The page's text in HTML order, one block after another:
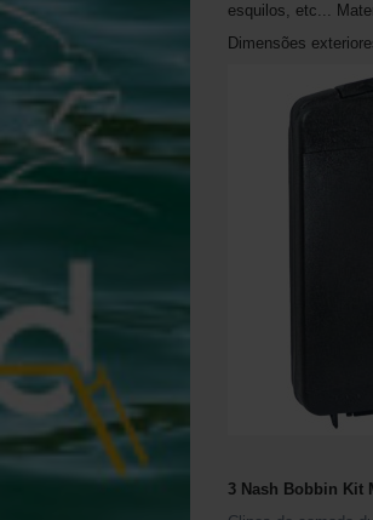
esquilos, etc...
Dimensões
3 Nash Bobbin Kit